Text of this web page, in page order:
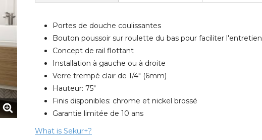
Portes de douche coulissantes
Bouton poussoir sur roulette du bas pour faciliter l'entretien
Concept de rail flottant
Installation à gauche ou à droite
Verre trempé clair de 1/4" (6mm)
Hauteur: 75"
Finis disponibles: chrome et nickel brossé
Garantie limitée de 10 ans
What is Sekur+?